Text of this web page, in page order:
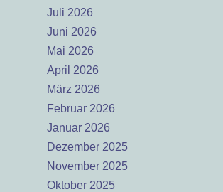
Juli 2026
Juni 2026
Mai 2026
April 2026
März 2026
Februar 2026
Januar 2026
Dezember 2025
November 2025
Oktober 2025